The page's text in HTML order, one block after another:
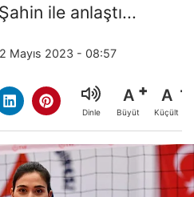
ile anlaştı...
Mayıs 2023 - 08:57
Dinle
A
Büyüt
A
Küçült